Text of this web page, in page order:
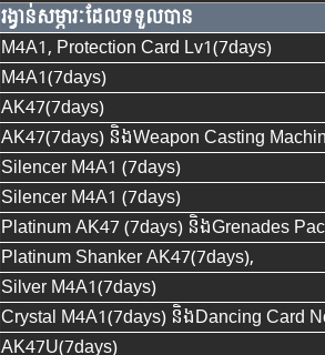
រង្វាន់​សម្ភារៈ​ដែល​ទទួលបាន
M4A1, Protection Card Lv1(7days)
M4A1(7days)
AK47(7days)
AK47(7days) និងWeapon Casting
Silencer M4A1 (7days)
Silencer M4A1 (7days)
Platinum AK47 (7days)​ និងGrenades
Platinum Shanker AK47(7days),
Silver M4A1(7days)
Crystal M4A1(7days)​ និងDancing Card
AK47U(7days)